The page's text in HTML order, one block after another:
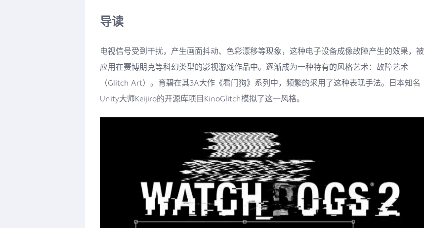
导读
电视信号受到干扰，产生画面抖动、色彩漂移等现象，这种电子设备成像故障产生的效果，被
应用在赛博朋克等科幻类型的影视游戏作品中。逐渐成为一种特有的风格艺术：故障艺术
（Glitch Art）。育碧在其3A大作《看门狗》系列中，频繁的采用了这种表现手法。日本知名
Unity大师Keijiro的开源库项目KinoGlitch模拟了这一风格。